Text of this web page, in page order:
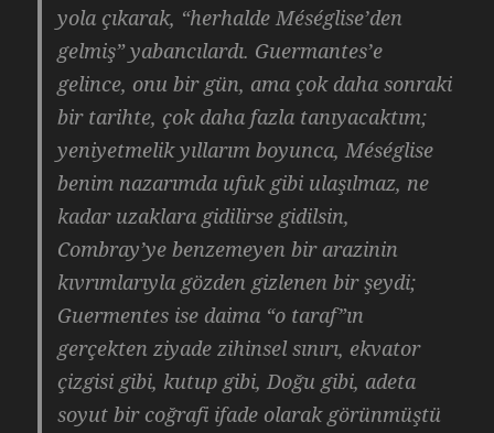
yola çıkarak, “herhalde Méséglise’den
gelmiş” yabancılardı. Guermantes’e
gelince, onu bir gün, ama çok daha sonraki
bir tarihte, çok daha fazla tanıyacaktım;
yeniyetmelik yıllarım boyunca, Méséglise
benim nazarımda ufuk gibi ulaşılmaz, ne
kadar uzaklara gidilirse gidilsin,
Combray’ye benzemeyen bir arazinin
kıvrımlarıyla gözden gizlenen bir şeydi;
Guermentes ise daima “o taraf”ın
gerçekten ziyade zihinsel sınırı, ekvator
çizgisi gibi, kutup gibi, Doğu gibi, adeta
soyut bir coğrafi ifade olarak görünmüştü